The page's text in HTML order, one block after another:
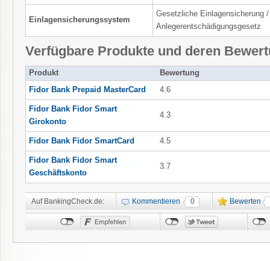
Einlagensicherungssystem
Gesetzliche Einlagensicherung
Anlegerentschädigungsgesetz
Verfügbare Produkte und deren
Produkt
Bewertung
Fidor Bank Prepaid MasterCard
4.6
Fidor Bank Fidor Smart
Girokonto
4.3
Fidor Bank Fidor SmartCard 4.5
Fidor Bank Fidor Smart
Geschäftskonto
3.7
Auf BankingCheck.de: Kommentieren 0 Bewerten